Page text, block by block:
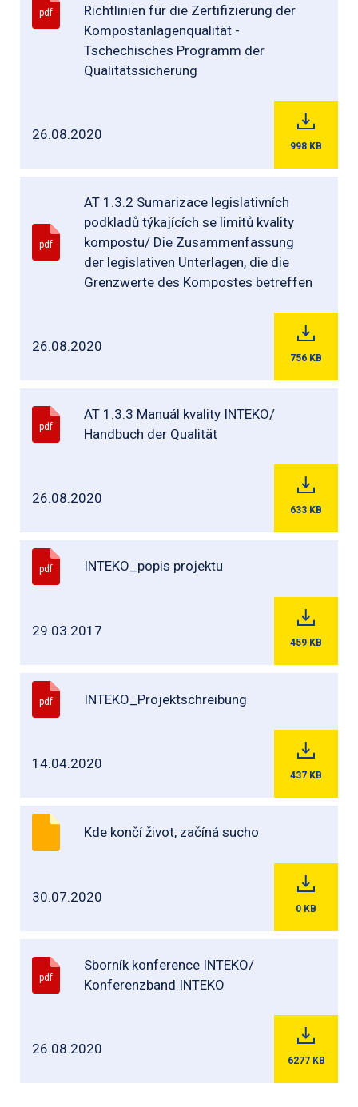
pdf
Richtlinien für die Zertifizierung der
Kompostanlagenqualität -
Tschechisches Programm der
Qualitätssicherung
26.08.2020
998 KB
pdf
AT 1.3.2 Sumarizace legislativních
podkladů týkajících se limitů kvality
kompostu/ Die Zusammenfassung
der legislativen Unterlagen, die die
Grenzwerte des Kompostes betreffen
26.08.2020
756 KB
pdf
AT 1.3.3 Manuál kvality INTEKO/
Handbuch der Qualität
26.08.2020
633 KB
pdf INTEKO_popis projektu
29.03.2017
459 KB
pdf INTEKO_Projektschreibung
14.04.2020
437 KB
Kde končí život, začíná sucho
30.07.2020
0 KB
pdf
Sborník konference INTEKO/
Konferenzband INTEKO
26.08.2020
6277 KB